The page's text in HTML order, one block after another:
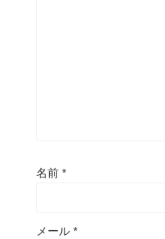
名前 *
メール *